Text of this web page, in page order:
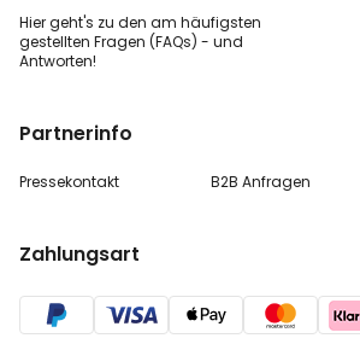
Hier geht's zu den am häufigsten
gestellten Fragen (FAQs) - und
Antworten!
Partnerinfo
Pressekontakt B2B Anfragen
Zahlungsart